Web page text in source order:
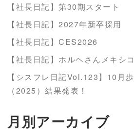
【社長日記】第30期スタート
【社長日記】2027年新卒採用
【社長日記】CES2026
【社長日記】ホルヘさんメキシ
【シスフレ日記Vol.123】10月
（2025）結果発表！
月別アーカイブ